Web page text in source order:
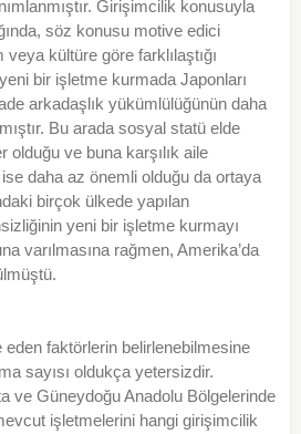
Girişimcilik konusuyla
söz konusu motive edici
kültüre göre farklılaştığı
bir işletme kurmada Japonları
arkadaşlık yükümlülüğünün daha
Bu arada sosyal statü elde
olduğu ve buna karşılık aile
daha az önemli olduğu da ortaya
birçok ülkede yapılan
yeni bir işletme kurmayı
varılmasına rağmen, Amerika’da
faktörlerin belirlenebilmesine
sayısı oldukça yetersizdir.
ve Güneydoğu Anadolu Bölgelerinde
işletmelerini hangi girişimcilik